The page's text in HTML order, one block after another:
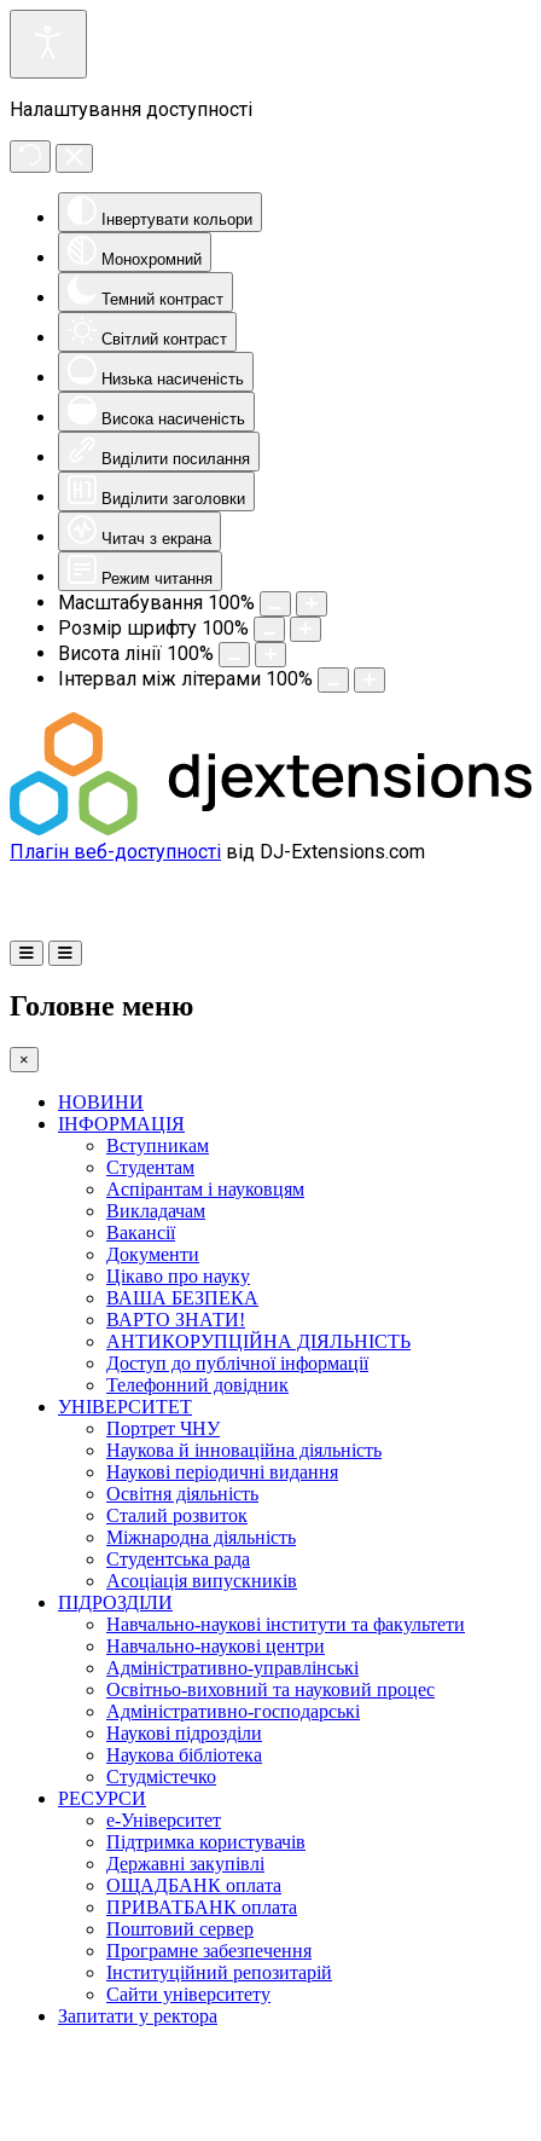
Налаштування доступності
Інвертувати кольори
Монохромний
Темний контраст
Світлий контраст
Низька насиченість
Висока насиченість
Виділити посилання
Виділити заголовки
Читач з екрана
Режим читання
Масштабування 100%
Розмір шрифту 100%
Висота лінії 100%
Інтервал між літерами 100%
Плагін веб-доступності від DJ-Extensions.com
Головне меню
×
НОВИНИ
ІНФОРМАЦІЯ
Вступникам
Студентам
Аспірантам і науковцям
Викладачам
Вакансії
Документи
Цікаво про науку
ВАША БЕЗПЕКА
ВАРТО ЗНАТИ!
АНТИКОРУПЦІЙНА ДІЯЛЬНІСТЬ
Доступ до публічної інформації
Телефонний довідник
УНІВЕРСИТЕТ
Портрет ЧНУ
Наукова й інноваційна діяльність
Наукові періодичні видання
Освітня діяльність
Сталий розвиток
Міжнародна діяльність
Студентська рада
Асоціація випускників
ПІДРОЗДІЛИ
Навчально-наукові інститути та факультети
Навчально-наукові центри
Адміністративно-управлінські
Освітньо-виховний та науковий процес
Адміністративно-господарські
Наукові підрозділи
Наукова бібліотека
Студмістечко
РЕСУРСИ
е-Університет
Підтримка користувачів
Державні закупівлі
ОЩАДБАНК оплата
ПРИВАТБАНК оплата
Поштовий сервер
Програмне забезпечення
Інституційний репозитарій
Сайти університету
Запитати у ректора